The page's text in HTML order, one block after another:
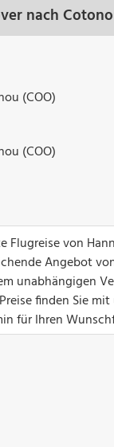
nach
(COO)
(COO)
Flugreise von
Angebot
unabhängigen
finden Sie
für Ihren